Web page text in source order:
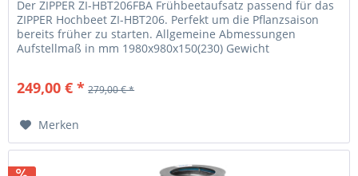
Der ZIPPER ZI-HBT206FBA Frühbeetaufsatz passend für das
ZIPPER Hochbeet ZI-HBT206. Perfekt um die Pflanzsaison
bereits früher zu starten. Allgemeine Abmessungen
Aufstellmaß in mm 1980x980x150(230) Gewicht
249,00 € * 279,00 € *
Merken